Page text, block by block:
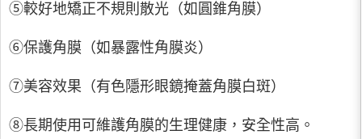
⑤較好地矯正不規則散光（如圓錐角膜）
⑥保護角膜（如暴露性角膜炎）
⑦美容效果（有色隱形眼鏡掩蓋角膜白斑）
⑧長期使用可維護角膜的生理健康，安全性高。